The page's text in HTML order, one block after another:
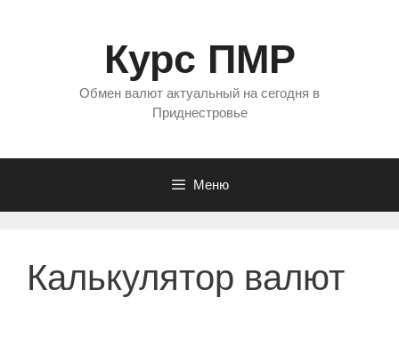
Курс ПМР
Обмен валют актуальный на сегодня в
Приднестровье
Меню
Калькулятор валют